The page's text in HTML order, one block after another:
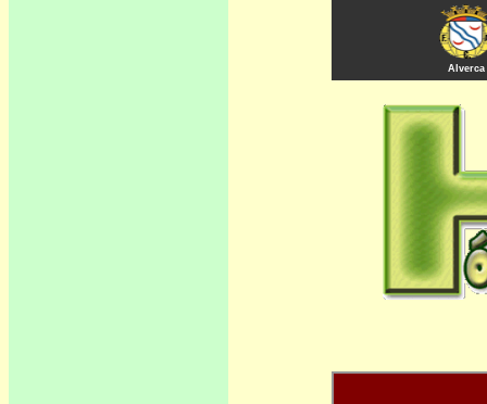
Alverca